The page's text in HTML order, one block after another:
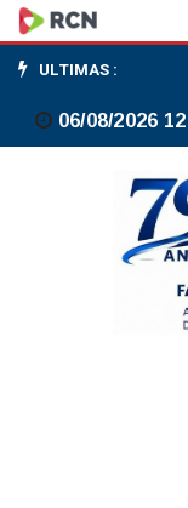
Lula
diz
que
ULTIMAS :
06/08/2026